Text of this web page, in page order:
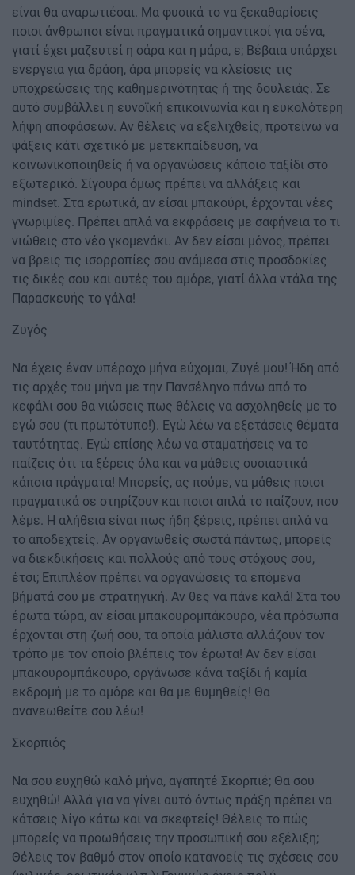
είναι θα αναρωτιέσαι. Μα φυσικά το να ξεκαθαρίσεις
ποιοι άνθρωποι είναι πραγματικά σημαντικοί για σένα,
γιατί έχει μαζευτεί η σάρα και η μάρα, ε; Βέβαια υπάρχει
ενέργεια για δράση, άρα μπορείς να κλείσεις τις
υποχρεώσεις της καθημερινότητας ή της δουλειάς. Σε
αυτό συμβάλλει η ευνοϊκή επικοινωνία και η ευκολότερη
λήψη αποφάσεων. Αν θέλεις να εξελιχθείς, προτείνω να
ψάξεις κάτι σχετικό με μετεκπαίδευση, να
κοινωνικοποιηθείς ή να οργανώσεις κάποιο ταξίδι στο
εξωτερικό. Σίγουρα όμως πρέπει να αλλάξεις και
mindset. Στα ερωτικά, αν είσαι μπακούρι, έρχονται νέες
γνωριμίες. Πρέπει απλά να εκφράσεις με σαφήνεια το τι
νιώθεις στο νέο γκομενάκι. Αν δεν είσαι μόνος, πρέπει
να βρεις τις ισορροπίες σου ανάμεσα στις προσδοκίες
τις δικές σου και αυτές του αμόρε, γιατί άλλα ντάλα της
Παρασκευής το γάλα!
Ζυγός
Να έχεις έναν υπέροχο μήνα εύχομαι, Ζυγέ μου! Ήδη από
τις αρχές του μήνα με την Πανσέληνο πάνω από το
κεφάλι σου θα νιώσεις πως θέλεις να ασχοληθείς με το
εγώ σου (τι πρωτότυπο!). Εγώ λέω να εξετάσεις θέματα
ταυτότητας. Εγώ επίσης λέω να σταματήσεις να το
παίζεις ότι τα ξέρεις όλα και να μάθεις ουσιαστικά
κάποια πράγματα! Μπορείς, ας πούμε, να μάθεις ποιοι
πραγματικά σε στηρίζουν και ποιοι απλά το παίζουν, που
λέμε. Η αλήθεια είναι πως ήδη ξέρεις, πρέπει απλά να
το αποδεχτείς. Αν οργανωθείς σωστά πάντως, μπορείς
να διεκδικήσεις και πολλούς από τους στόχους σου,
έτσι; Επιπλέον πρέπει να οργανώσεις τα επόμενα
βήματά σου με στρατηγική. Αν θες να πάνε καλά! Στα του
έρωτα τώρα, αν είσαι μπακουρομπάκουρο, νέα πρόσωπα
έρχονται στη ζωή σου, τα οποία μάλιστα αλλάζουν τον
τρόπο με τον οποίο βλέπεις τον έρωτα! Αν δεν είσαι
μπακουρομπάκουρο, οργάνωσε κάνα ταξίδι ή καμία
εκδρομή με το αμόρε και θα με θυμηθείς! Θα
ανανεωθείτε σου λέω!
Σκορπιός
Να σου ευχηθώ καλό μήνα, αγαπητέ Σκορπιέ; Θα σου
ευχηθώ! Αλλά για να γίνει αυτό όντως πράξη πρέπει να
κάτσεις λίγο κάτω και να σκεφτείς! Θέλεις το πώς
μπορείς να προωθήσεις την προσωπική σου εξέλιξη;
Θέλεις τον βαθμό στον οποίο κατανοείς τις σχέσεις σου